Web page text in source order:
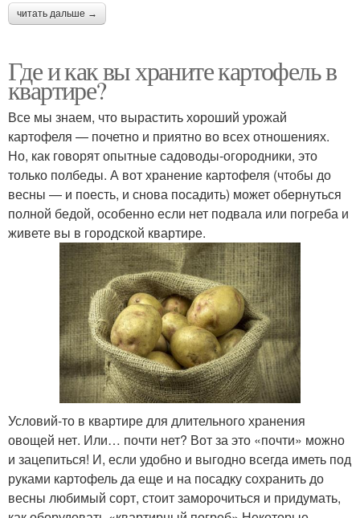
читать дальше →
Где и как вы храните картофель в
квартире?
Все мы знаем, что вырастить хороший урожай
картофеля — почетно и приятно во всех отношениях.
Но, как говорят опытные садоводы‑огородники, это
только полбеды. А вот хранение картофеля (чтобы до
весны — и поесть, и снова посадить) может обернуться
полной бедой, особенно если нет подвала или погреба и
живете вы в городской квартире.
Условий-то в квартире для длительного хранения
овощей нет. Или… почти нет? Вот за это «почти» можно
и зацепиться! И, если удобно и выгодно всегда иметь под
руками картофель да еще и на посадку сохранить до
весны любимый сорт, стоит заморочиться и придумать,